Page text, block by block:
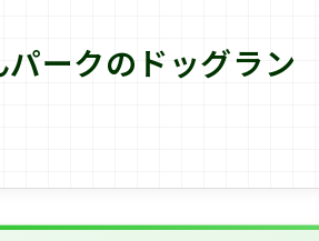
ークのドッグラン